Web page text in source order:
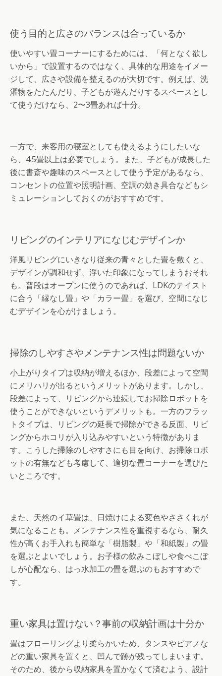
使う目的と広さのバランスは合っているか
使いやすい畳コーナーにするためには、「何となく欲し
いから」で設置するのではなく、具体的な用途をイメー
ジして、広さや設備を整えるのが大切です。例えば、洗
濯物をたたんだり、子どもが遊んだりするスペースとし
て使うだけなら、2〜3畳あれば十分。
一方で、来客用の寝室としても使えるようにしたいな
ら、4.5畳以上は必要でしょう。また、子どもが成長した
後に書斎や趣味のスペースとして使う予定があるなら、
コンセントの位置や照明計画、空調の効き具合などもシ
ミュレーションしておくのがおすすめです。
リビングのインテリアになじむデザインか
洋風リビングにいきなり従来の青々とした畳を敷くと、
デザインが調和せず、浮いた印象になってしまうおそれ
も。普段はオープンに使うのであれば、LDKのテイスト
に合う「縁なし畳」や「カラー畳」を選び、空間になじ
むデザインを心がけましょう。
掃除のしやすさやメンテナンス性は問題ないか
小上がりタイプは収納が増えるほか、段差によって空間
にメリハリが出るというメリットがあります。しかし、
段差によって、リビングから連続してお掃除ロボットを
使うことができないというデメリットも。一方のフラッ
トタイプは、リビングの延長で掃除ができる反面、リビ
ングからホコリが入り込みやすいという特徴がありま
す。こうした掃除のしやすさにも目を向け、お掃除ロボ
ットの有無なども考慮して、適切な畳コーナーを選びた
いところです。
また、天然のイ草畳は、日焼けによる変色やささくれが
気になることも。メンテナンス性を重視するなら、耐久
性が高くお手入れも簡単な「樹脂製」や「和紙製」の畳
を選ぶとよいでしょう。お子様の飲みこぼしや食べこぼ
しが心配なら、はっ水加工の畳を選ぶのもおすすめで
す。
重い家具は置けない？事前の収納計画は十分か
畳はフローリングより柔らかいため、タンスやピアノな
どの重い家具を置くと、凹んで跡が残ってしまいます。
そのため、後から収納家具を置かなくて済むよう、設計